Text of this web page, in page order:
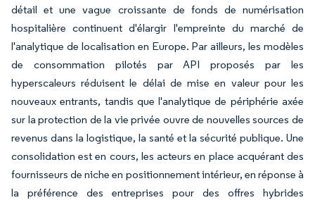
détail et une vague croissante de fonds de numérisation
hospitalière continuent d'élargir l'empreinte du marché de
l'analytique de localisation en Europe. Par ailleurs, les modèles
de consommation pilotés par API proposés par les
hyperscaleurs réduisent le délai de mise en valeur pour les
nouveaux entrants, tandis que l'analytique de périphérie axée
sur la protection de la vie privée ouvre de nouvelles sources de
revenus dans la logistique, la santé et la sécurité publique. Une
consolidation est en cours, les acteurs en place acquérant des
fournisseurs de niche en positionnement intérieur, en réponse à
la préférence des entreprises pour des offres hybrides